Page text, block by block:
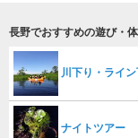
長野でおすすめの遊び・
川下り・ライン
ナイトツアー